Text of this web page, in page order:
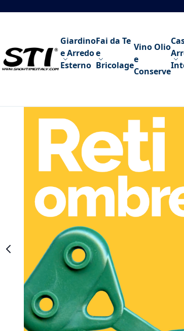
Salta al contenuto
Giardino
e Arredo
Esterno
Fai da Te
e
Bricolage
Vino Olio
e
Conserve